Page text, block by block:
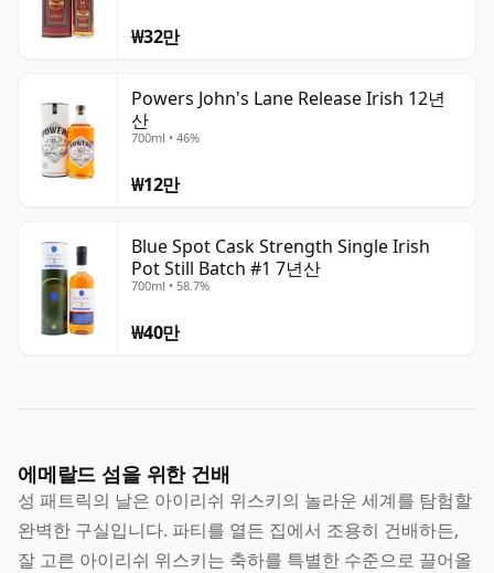
₩32만
Powers John's Lane Release Irish 12년
산
700ml • 46%
₩12만
Blue Spot Cask Strength Single Irish
Pot Still Batch #1 7년산
700ml • 58.7%
₩40만
에메랄드 섬을 위한 건배
성 패트릭의 날은 아이리쉬 위스키의 놀라운 세계를 탐험할
완벽한 구실입니다. 파티를 열든 집에서 조용히 건배하든,
잘 고른 아이리쉬 위스키는 축하를 특별한 수준으로 끌어올